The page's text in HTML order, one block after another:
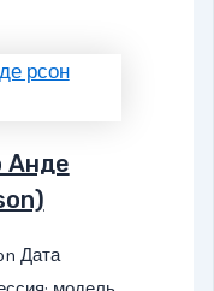
Анде
Дата